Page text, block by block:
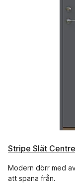
Stripe Slät
Modern dörr med
att spana från.